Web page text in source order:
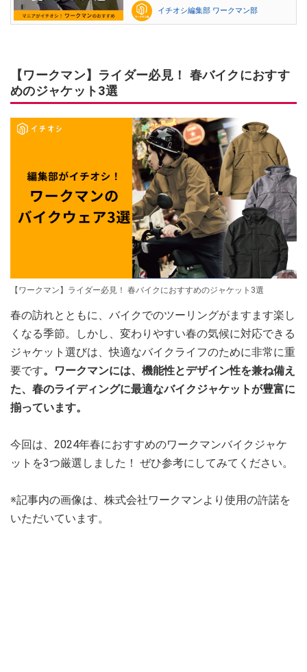
イチオシ編集部 ワークマン部
【ワークマン】ライダー必見！ 春バイクにおすす
めのジャケット3選
【ワークマン】ライダー必見！ 春バイクにおすすめのジャケット3選
春の訪れとともに、バイクでのツーリングがますます楽し
くなる季節。しかし、変わりやすい春の気候に対応できる
ジャケット選びは、快適なバイクライフのために非常に重
要です。ワークマンには、機能性とデザイン性を兼ね備え
た、春のライディングに最適なバイクジャケットが豊富に
揃っています。
今回は、2024年春におすすめのワークマンバイクジャケ
ットを3つ厳選しました！ ぜひ参考にしてみてください。
※記事内の画像は、株式会社ワークマンより使用の許諾を
いただいています。